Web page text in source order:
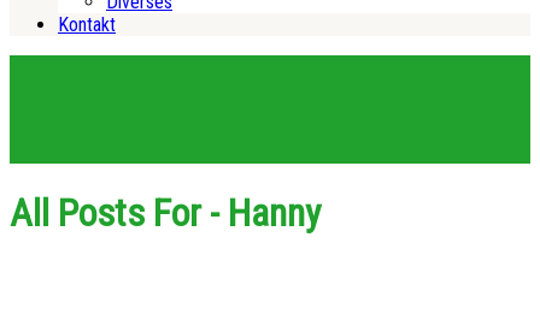
Kontakt
All Posts For - Hanny